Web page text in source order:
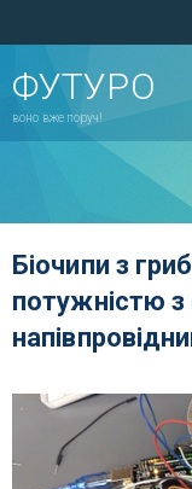
ФУТУРО
воно вже поруч!
Біочипи з
потужністю